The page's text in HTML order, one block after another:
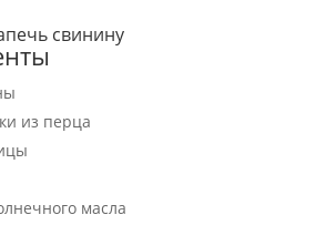
свинину
из перца
масла